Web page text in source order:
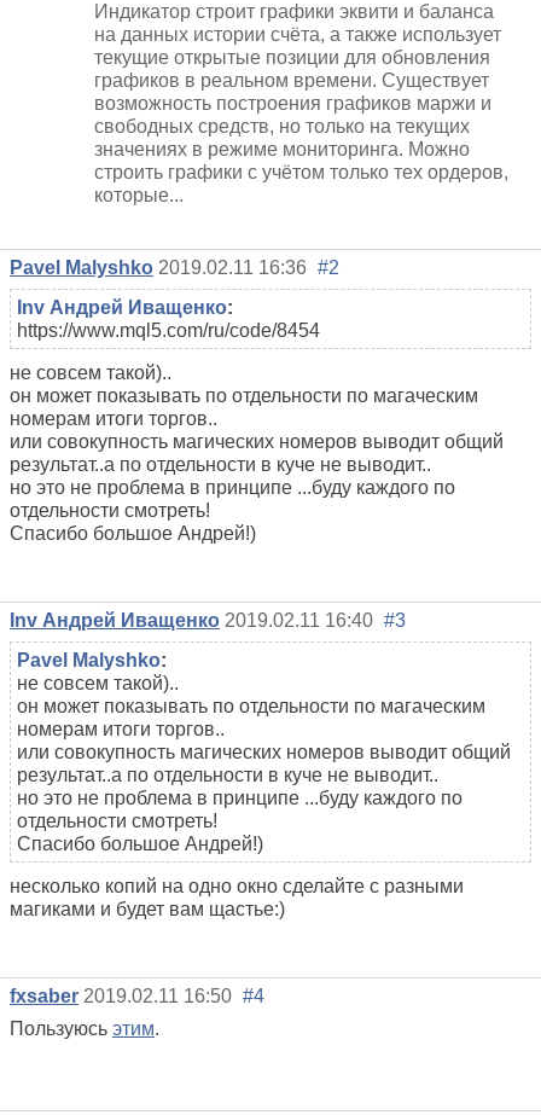
Индикатор строит графики эквити и баланса
на данных истории счёта, а также использует
текущие открытые позиции для обновления
графиков в реальном времени. Существует
возможность построения графиков маржи и
свободных средств, но только на текущих
значениях в режиме мониторинга. Можно
строить графики с учётом только тех ордеров,
которые...
Pavel Malyshko 2019.02.11 16:36 #2
Inv Андрей Иващенко:
https://www.mql5.com/ru/code/8454
не совсем такой)..
он может показывать по отдельности по магаческим
номерам итоги торгов..
или совокупность магических номеров выводит общий
результат..а по отдельности в куче не выводит..
но это не проблема в принципе ...буду каждого по
отдельности смотреть!
Спасибо большое Андрей!)
Inv Андрей Иващенко 2019.02.11 16:40 #3
Pavel Malyshko:
не совсем такой)..
он может показывать по отдельности по магаческим
номерам итоги торгов..
или совокупность магических номеров выводит общий
результат..а по отдельности в куче не выводит..
но это не проблема в принципе ...буду каждого по
отдельности смотреть!
Спасибо большое Андрей!)
несколько копий на одно окно сделайте с разными
магиками и будет вам щастье:)
fxsaber 2019.02.11 16:50 #4
Пользуюсь этим.